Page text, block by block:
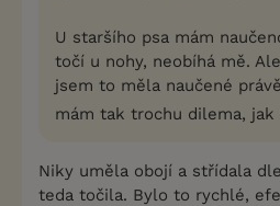
U staršího psa mám
točí u nohy, neobíhá mě.
jsem to měla naučené
mám tak trochu dilema,
Niky uměla obojí a střídala
teda točila. Bylo to rychlé,